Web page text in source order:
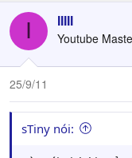
I IIIII
Youtube
25/9/11
sTiny nói: